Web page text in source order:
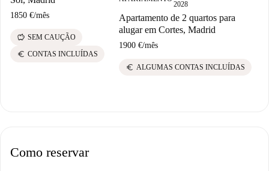
1850 €/mês
savings SEM CAUÇÃO
euro CONTAS INCLUÍDAS
2028
Apartamento de 2 quartos para
alugar em Cortes, Madrid
1900 €/mês
euro ALGUMAS CONTAS INCLUÍDAS
Como reservar